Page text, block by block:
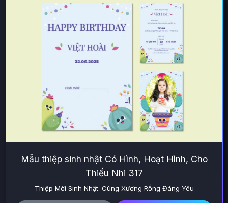
Mẫu thiệp sinh nhật Có Hình, Hoạt Hình, Cho
Thiếu Nhi 317
Thiệp Mời Sinh Nhật: Cùng Xương Rồng Đáng Yêu